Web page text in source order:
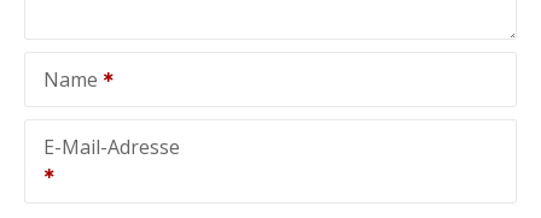
Name
E-Mail-Adresse